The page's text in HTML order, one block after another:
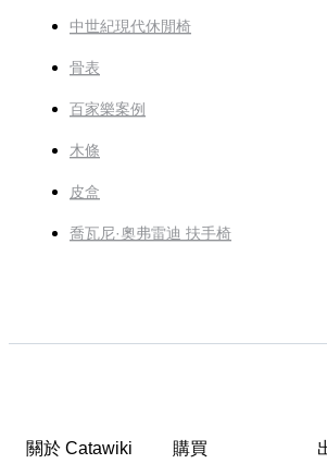
中世紀現代休閒椅
骨表
百家樂案例
木條
皮盒
喬瓦尼·奧弗雷迪 扶手椅
關於 Catawiki 購買